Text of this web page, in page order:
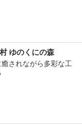
ゆのくにの森
されながら多彩な工